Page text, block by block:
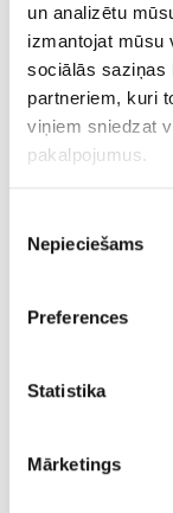
un analizētu
izmantojat mūsu
sociālās saziņas
partneriem, kuri
viņiem sniedzat
pakalpojumus.
izvēle
Nepieciešams
Preferences
Statistika
Mārketings
FOTO: Ostapenko
publicē
ziņas, ko
pēc izstāšanās
ATP Ernests